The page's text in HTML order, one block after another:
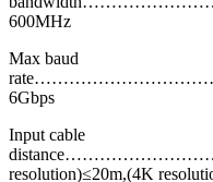
600MHz
Max baud
6Gbps
Input cable
resolution)≤20m,(4K